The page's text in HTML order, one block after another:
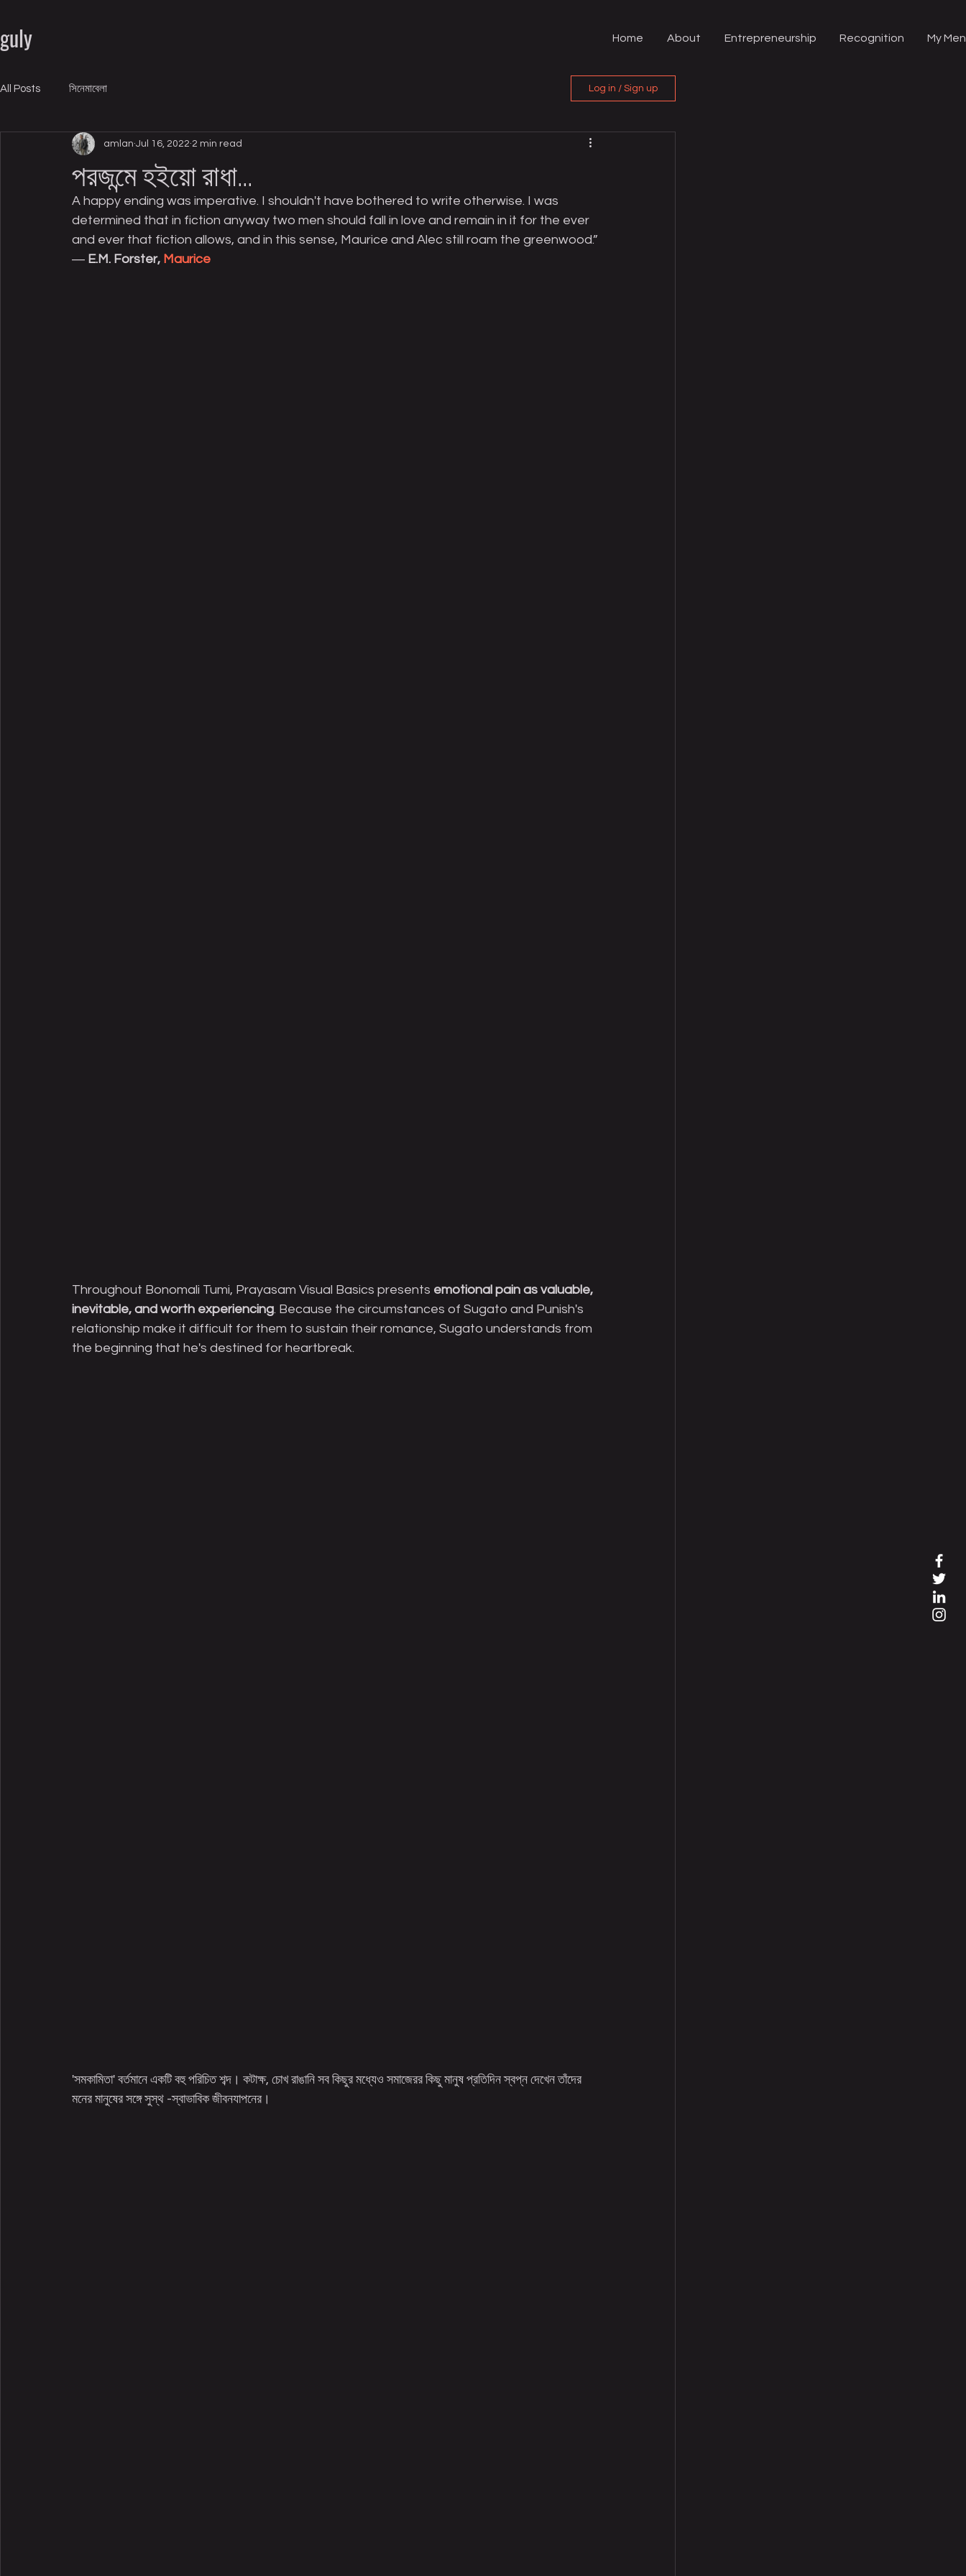
Home About Entrepreneurship Recognition My
All Posts সিনেমাবেলা Log in / Sign up
পরজন্মে হইয়ো রাধা...
amlan Jul 16, 2022 2 min read
A happy ending was imperative. I shouldn't have bothered to write otherwise. I was
determined that in fiction anyway two men should fall in love and remain in it for the ever
and ever that fiction allows, and in this sense, Maurice and Alec still roam the greenwood.”
― E.M. Forster, Maurice
Throughout Bonomali Tumi, Prayasam Visual Basics presents emotional pain as valuable,
inevitable, and worth experiencing. Because the circumstances of Sugato and Punish's
relationship make it difficult for them to sustain their romance, Sugato understands from
the beginning that he's destined for heartbreak.
'সমকামিতা' বর্তমানে একটি বহু পরিচিত শব্দ। কটাক্ষ, চোখ রাঙানি সব কিছুর মধ্যেও সমাজেরর কিছু মানুষ প্রতিদিন স্বপ্ন দেখেন তাঁদের
মনের মানুষের সঙ্গে সুস্থ -স্বাভাবিক জীবনযাপনের।